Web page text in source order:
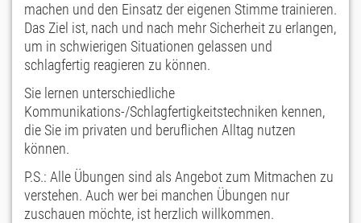
machen und den Einsatz der eigenen Stimme trainieren.
Das Ziel ist, nach und nach mehr Sicherheit zu erlangen,
um in schwierigen Situationen gelassen und
schlagfertig reagieren zu können.
Sie lernen unterschiedliche
Kommunikations-/Schlagfertigkeitstechniken kennen,
die Sie im privaten und beruflichen Alltag nutzen
können.
P.S.: Alle Übungen sind als Angebot zum Mitmachen zu
verstehen. Auch wer bei manchen Übungen nur
zuschauen möchte, ist herzlich willkommen.